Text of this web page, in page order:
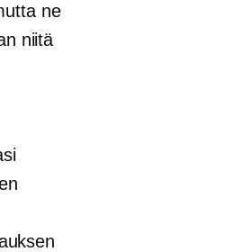
ne
niitä